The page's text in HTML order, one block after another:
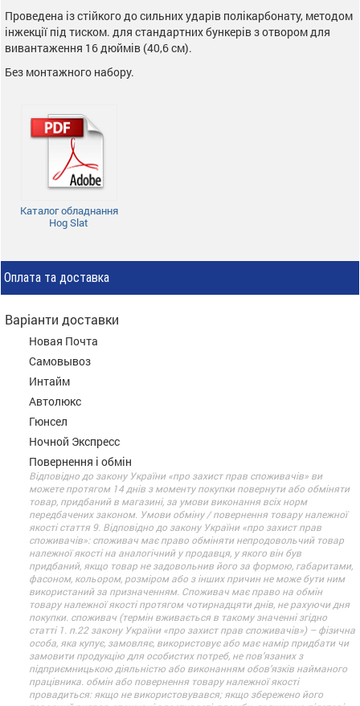
Проведена із стійкого до сильних ударів полікарбонату, методом
інжекції під тиском. для стандартних бункерів з отвором для
вивантаження 16 дюймів (40,6 см).
Без монтажного набору.
Каталог обладнання
Hog Slat
Оплата та доставка
Варіанти доставки
Новая Почта
Самовывоз
Интайм
Автолюкс
Гюнсел
Ночной Экспресс
Повернення і обмін
Відповідно до закону України «про захист прав споживачів» ви
можете протягом 14 днів з моменту покупки повернути або обміняти
товар, придбаний в магазині, за умови виконання всіх норм
передбачених законом. Умови обміну / повернення товару належної
якості стаття 9. Відповідно до закону України «про захист прав
споживачів»: споживач має право обміняти непродовольчий товар
належної якості на аналогічний у продавця, у якого він був
придбаний, якщо товар не задовольнив його за формою, габаритами,
фасоном, кольором, розміром або з інших причин не може бути ним
використаний за призначенням. Споживач має право на обмін
товару належної якості протягом чотирнадцяти днів, не рахуючи дня
покупки. споживач (термін вживається в такому значенні згідно
статті 1. п.22 закону України «про захист прав споживачів») – фізична
особа, яка купує, замовляє, використовує або має намір придбати чи
замовити продукцію для особистих потреб, не пов’язаних з
підприємницькою діяльністю або виконанням обов’язків найманого
працівника. обмін або повернення товару належної якості
провадиться: якщо не використовувався; якщо збережено його